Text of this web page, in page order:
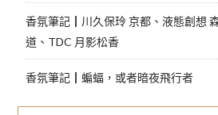
香氛筆記┃川久保玲 京都、液態創想
道、TDC 月影松香
香氛筆記┃蝙蝠，或者暗夜飛行者